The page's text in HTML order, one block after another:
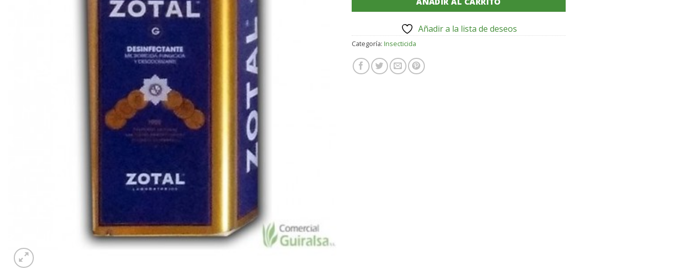
Añadir a la lista de deseos
Categoría: Insecticida